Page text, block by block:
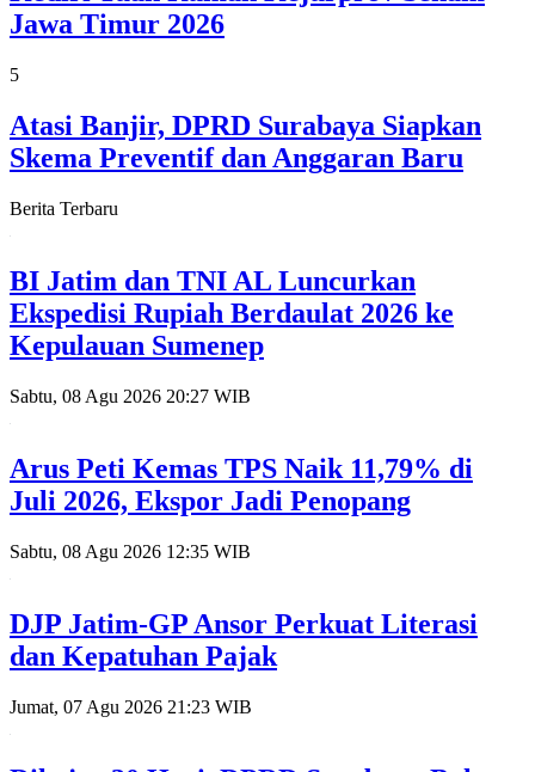
Jawa Timur 2026
5
Atasi Banjir, DPRD Surabaya Siapkan
Skema Preventif dan Anggaran Baru
Berita Terbaru
BI Jatim dan TNI AL Luncurkan
Ekspedisi Rupiah Berdaulat 2026 ke
Kepulauan Sumenep
Sabtu, 08 Agu 2026 20:27 WIB
Arus Peti Kemas TPS Naik 11,79% di
Juli 2026, Ekspor Jadi Penopang
Sabtu, 08 Agu 2026 12:35 WIB
DJP Jatim-GP Ansor Perkuat Literasi
dan Kepatuhan Pajak
Jumat, 07 Agu 2026 21:23 WIB